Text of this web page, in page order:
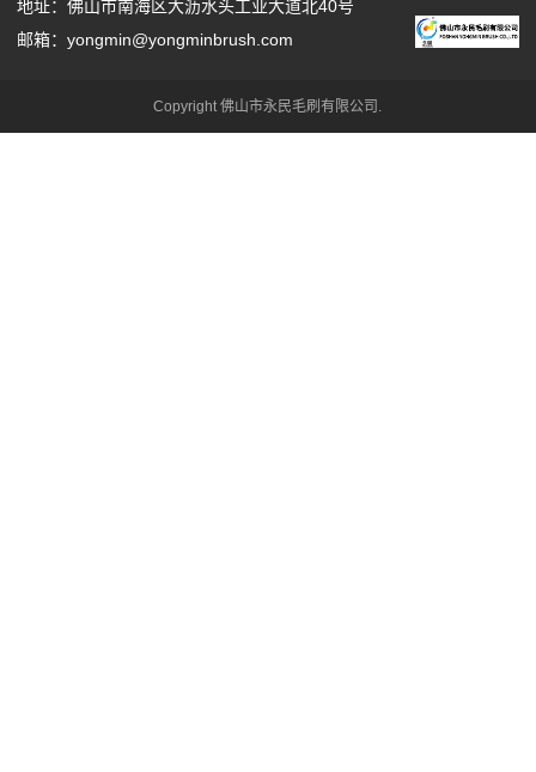
地址：佛山市南海区大沥水头工业大道北40号
邮箱：yongmin@yongminbrush.com
Copyright 佛山市永民毛刷有限公司.